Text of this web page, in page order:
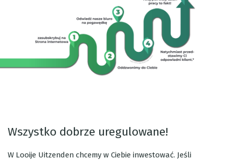
Wszystko dobrze uregulowane!
W Looije Uitzenden chcemy w Ciebie inwestować. Jeśli